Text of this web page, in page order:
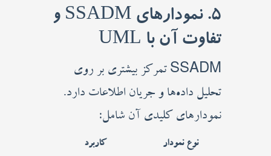
5. نمودارهای SSADM و
تفاوت آن با UML
SSADM تمرکز بیشتری بر روی
تحلیل داده‌ها و جریان اطلاعات دارد.
نمودارهای کلیدی آن شامل:
نوع نمودار کاربرد